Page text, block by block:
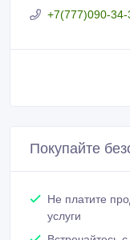
+7(777)090-
Покупайте
Не платите
Встречайтесь